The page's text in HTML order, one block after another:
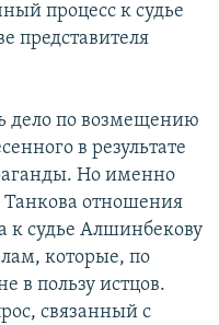
процесс к судье
представителя
дело по возмещению
в результате
Но именно
Танкова отношения
к судье Алшинбекову
которые, по
в пользу истцов.
связанный с